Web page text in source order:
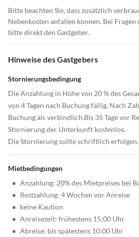
Bitte beachten Sie, dass zusätzlich
Nebenkosten anfallen können. Bei Fragen
bitte direkt den Gastgeber.
Hinweise des Gastgebers
Stornierungsbedingung
Die Anzahlung in Höhe von 20 % des
von 4 Tagen nach Buchung fällig. Nach
Buchung als verbindlich.Bis 35 Tage vor
Stornierung der Unterkunft kostenlos.
Die Stornierung sollte schriftlich erfolgen.
Mietbedingungen
• Anzahlung: 20% des Mietpreises bei
• Restzahlung: 4 Wochen vor Anreise
• keine Kaution
• Anreisezeit: frühestens 15:00 Uhr
• Abreise: bis spätestens 10:00 Uhr